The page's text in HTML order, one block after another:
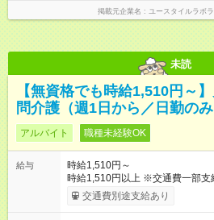
掲載元企業名 ユースタイルラボ
未読
【無資格でも時給1,510円～
問介護（週1日から／日勤の
アルバイト 職種未経験OK
給与
時給1,510円～
時給1,510円以上 ※交通費一部支
考慮して決定します 【収入例】 週1回勤務の場合：1,510円×8時
間×4回=4万8,320円 週3回勤務の場合：1,510円×8時間×12回
交通費別途支給あり